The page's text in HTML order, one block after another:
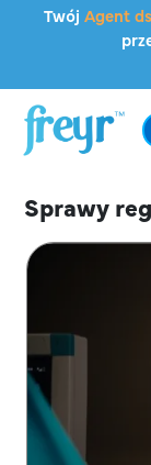
Przejdź do
Twój Agent
.
Sprawy